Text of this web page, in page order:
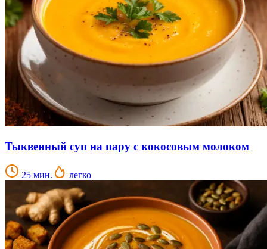
Тыквенный суп на пару с кокосовым молоком
25 мин. легко